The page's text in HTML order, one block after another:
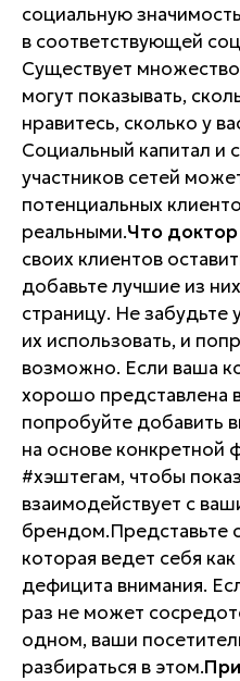
социальную
в соответствующей
Существует
могут показывать,
нравитесь, сколько у
Социальный капитал и
участников сетей
потенциальных
реальными.Что
своих клиентов
добавьте лучшие из
страницу. Не забудьте
их использовать, и
возможно. Если ваша
хорошо представлена
попробуйте добавить
на основе конкретной
#хэштегам, чтобы
взаимодействует с
брендом.Представьте
которая ведет себя
дефицита внимания.
раз не может
одном, ваши
разбираться в этом.